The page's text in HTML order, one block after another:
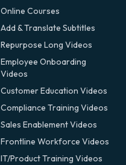
Online Courses
Add & Translate Subtitles
Repurpose Long Videos
Employee Onboarding
Videos
Customer Education Videos
Compliance Training Videos
Sales Enablement Videos
Frontline Workforce Videos
IT/Product Training Videos